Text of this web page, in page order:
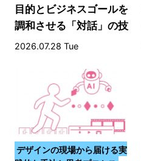
目的とビジネスゴールを
調和させる「対話」の技
術〜
2026.07.28 Tue
デザインの現場から届ける実